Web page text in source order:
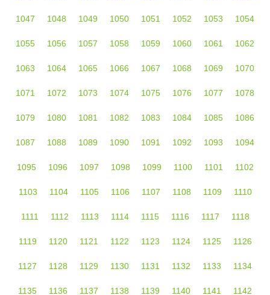
1047 1048 1049 1050 1051 1052 1053 1054
1055 1056 1057 1058 1059 1060 1061 1062
1063 1064 1065 1066 1067 1068 1069 1070
1071 1072 1073 1074 1075 1076 1077 1078
1079 1080 1081 1082 1083 1084 1085 1086
1087 1088 1089 1090 1091 1092 1093 1094
1095 1096 1097 1098 1099 1100 1101 1102
1103 1104 1105 1106 1107 1108 1109 1110
1111 1112 1113 1114 1115 1116 1117 1118
1119 1120 1121 1122 1123 1124 1125 1126
1127 1128 1129 1130 1131 1132 1133 1134
1135 1136 1137 1138 1139 1140 1141 1142